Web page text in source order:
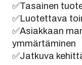
✅Tasainen
✅Luotettava
✅Asiakkaan
ymmärtäminen
✅Jatkuva